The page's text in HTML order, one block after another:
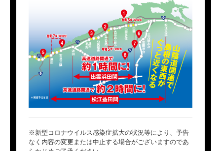
※新型コロナウイルス感染症拡大の状況等により、予告
なく内容の変更または中止する場合がございますのであ